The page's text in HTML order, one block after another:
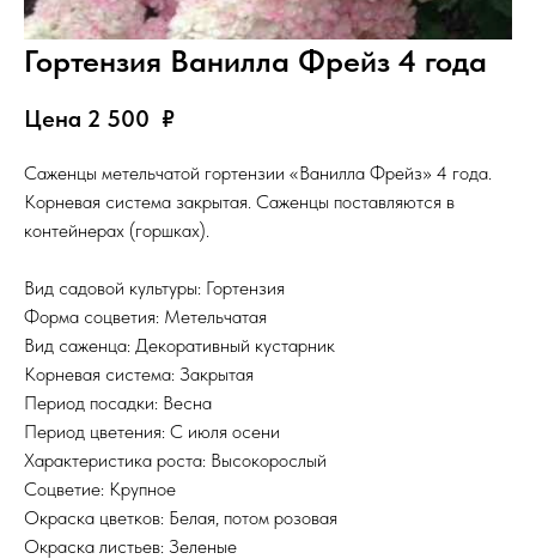
Гортензия Ванилла Фрейз 4 года
Цена 2 500 ₽
Саженцы метельчатой гортензии «Ванилла Фрейз» 4 года.
Корневая система закрытая. Саженцы поставляются в
контейнерах (горшках).
Вид садовой культуры: Гортензия
Форма соцветия: Метельчатая
Вид саженца: Декоративный кустарник
Корневая система: Закрытая
Период посадки: Весна
Период цветения: С июля осени
Характеристика роста: Высокорослый
Соцветие: Крупное
Окраска цветков: Белая, потом розовая
Окраска листьев: Зеленые